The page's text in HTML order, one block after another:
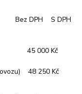
S DPH
000 Kč
48 250 Kč